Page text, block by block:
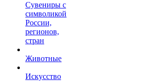
Сувениры с
символикой
России,
регионов,
стран
Животные
Искусство